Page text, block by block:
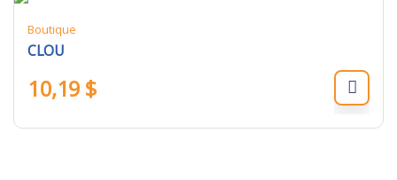
Boutique
CLOU
10,19 $